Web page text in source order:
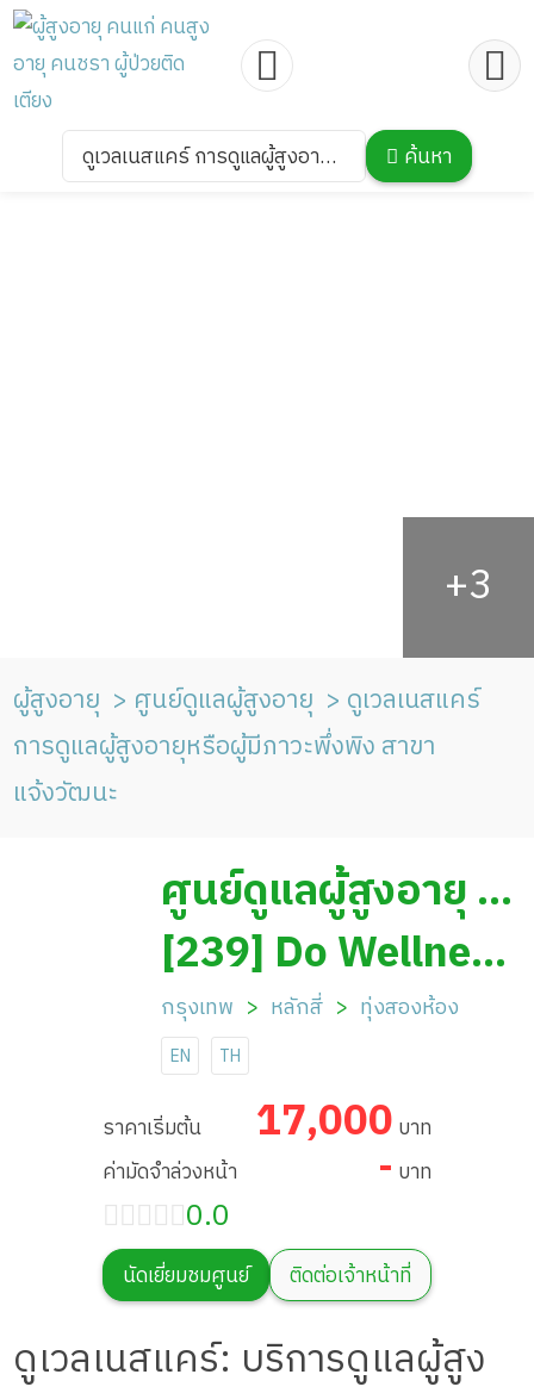
ดูเวลเนสแคร์ การดูแลผู้สูงอายุ
ค้นหา
ผู้สูงอายุ ศูนย์ดูแลผู้สูงอายุ
ดูเวลเนสแคร์
การดูแลผู้สูงอายุหรือผู้มีภาวะพึ่งพิง สาขา
แจ้งวัฒนะ
ศูนย์ดูแลผู้สูงอายุ ดู
เวลเนสแคร์ การ
ดูแลผู้สูงอายุหรือผู้มี
ภาวะพึ่งพิง สาขา
แจ้งวัฒนะ
[239] Do Wellness
Care, caring for
the elderly or
dependent
people.
Chaengwattana
Branch
กรุงเทพ หลักสี่ ทุ่งสองห้อง
EN TH
ราคาเริ่มต้น 17,000 บาท
ค่ามัดจำล่วงหน้า
- บาท
0.0
นัดเยี่ยมชมศูนย์ ติดต่อเจ้าหน้าที่
ดูเวลเนสแคร์: บริการดูแลผู้สูง